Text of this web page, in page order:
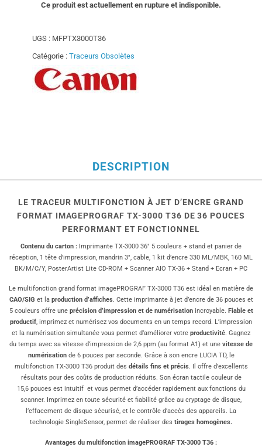
Ce produit est actuellement en rupture et indisponible.
UGS : MFPTX3000T36
Catégorie : Traceurs Obsolètes
DESCRIPTION
LE TRACEUR MULTIFONCTION À JET D’ENCRE GRAND
FORMAT IMAGEPROGRAF TX-3000 T36 DE 36 POUCES
PERFORMANT ET FONCTIONNEL
Contenu du carton : Imprimante TX-3000 36″ 5 couleurs + stand et panier de
réception, 1 tête d’impression, mandrin 3″, cable, 1 kit d’encre 330 ML/MBK, 160 ML
BK/M/C/Y, PosterArtist Lite CD-ROM + Scanner AIO TX-36 + Stand + Ecran + PC
Le multifonction grand format imagePROGRAF TX-3000 T36 est idéal en matière de
CAO/SIG et la production d’affiches. Cette imprimante à jet d’encre de 36 pouces et
5 couleurs offre une précision d’impression et de numérisationincroyable. Fiable et
productif, imprimez et numérisez vos documents en un temps record. L’impression
et la numérisation simultanée vous permet d’améliorer votre productivité. Gagnez
du temps avec sa vitesse d’impression de 2,6 ppm (au format A1) et une vitesse de
numérisationde 6 pouces par seconde. Grâce à son encre LUCIA TD, le
multifonction TX-3000 T36 produit des détails fins et précis. Il offre d’excellents
résultats pour des coûts de production réduits. Son écran tactile couleur de
15,6 pouces est intuitif et vous permet d’accéder rapidement aux fonctions du
scanner. Imprimez en toute sécurité et fiabilité grâce au cryptage de disque,
l’effacement de disque sécurisé, et le contrôle d’accès des appareils. La
technologie SingleSensor, permet de réaliser des tirages homogènes.
Avantages du multifonction imagePROGRAF TX-3000 T36 :